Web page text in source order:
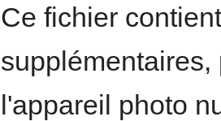
Ce fichier
l'appareil photo